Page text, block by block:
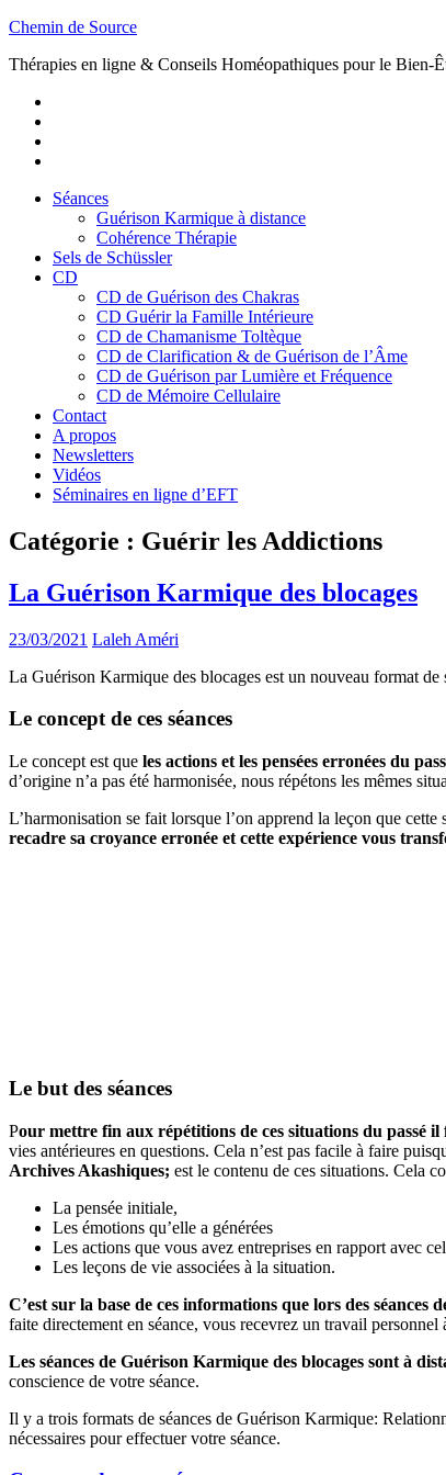
Skip
content
Chemin de Source
Thérapies en ligne & Conseils Homéopathiques pour le Bien-
Séances
Guérison Karmique à distance
Cohérence Thérapie
Sels de Schüssler
CD
CD de Guérison des Chakras
CD Guérir la Famille Intérieure
CD de Chamanisme Toltèque
CD de Clarification & de Guérison de l’Âme
CD de Guérison par Lumière et Fréquence
CD de Mémoire Cellulaire
Contact
A propos
Newsletters
Vidéos
Séminaires en ligne d’EFT
Catégorie : Guérir les Addictions
La Guérison Karmique des blocages
23/03/2021 Laleh Améri
La Guérison Karmique des blocages est un nouveau format
Le concept de ces séances
Le concept est que les actions et les pensées erronées du
d’origine n’a pas été harmonisée, nous répétons les mêmes
L’harmonisation se fait lorsque l’on apprend la leçon que
recadre sa croyance erronée et cette expérience vous
Le but des séances
Pour mettre fin aux répétitions de ces situations du passé il
vies antérieures en questions. Cela n’est pas facile à faire
Archives Akashiques; est le contenu de ces situations. Cela
La pensée initiale,
Les émotions qu’elle a générées
Les actions que vous avez entreprises en rapport avec
Les leçons de vie associées à la situation.
C’est sur la base de ces informations que lors des
faite directement en séance, vous recevrez un travail
Les séances de Guérison Karmique des blocages sont à
conscience de votre séance.
Il y a trois formats de séances de Guérison Karmique:
nécessaires pour effectuer votre séance.